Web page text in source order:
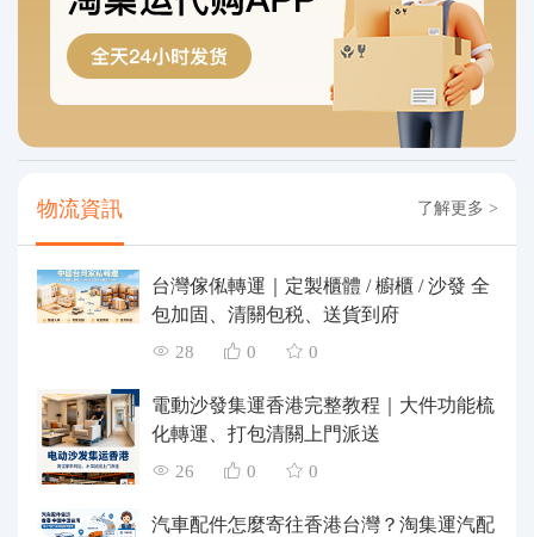
物流資訊 了解更多 >
台灣傢俬轉運｜定製櫃體 / 櫥櫃 / 沙發 全
包加固、清關包税、送貨到府
28 0 0
電動沙發集運香港完整教程｜大件功能梳
化轉運、打包清關上門派送
26 0 0
汽車配件怎麼寄往香港台灣？淘集運汽配